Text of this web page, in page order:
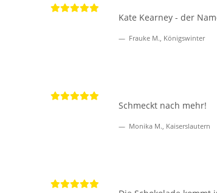
Kate Kearney - der
Frauke M., Königswinter
Schmeckt nach mehr!
Monika M., Kaiserslautern